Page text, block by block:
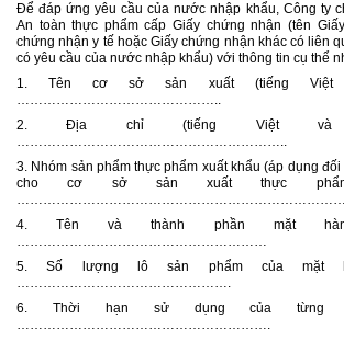
Để đáp ứng yêu cầu của nước nhập khẩu, Công ty
An toàn thực phẩm cấp Giấy chứng nhận (tên
chứng nhận y tế hoặc Giấy chứng nhận khác có liên
có yêu cầu của nước nhập khẩu) với thông tin cụ thể
1. Tên cơ sở sản xuất (tiếng Việt
………………………………………..
2. Địa chỉ (tiếng Việt và
……………………………………………………..
3. Nhóm sản phẩm thực phẩm xuất khẩu (áp dụng
cho cơ sở sản xuất thực
4. Tên và thành phần mặt
…………………………………………………
5. Số lượng lô sản phẩm của mặt
………………………………………….
6. Thời hạn sử dụng của từng
………………………………………………….